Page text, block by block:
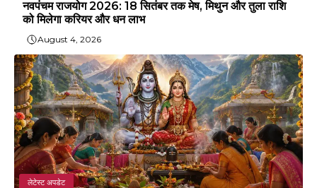
नवपंचम राजयोग 2026: 18 सितंबर तक मेष, मिथुन और तुला राशि
को मिलेगा करियर और धन लाभ
August 4, 2026
लेटेस्ट अपडेट